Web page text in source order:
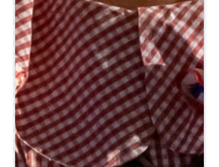
découvrons sa faune et sa flore. Je pars souvent de la
guinguette de Sainte Terre, pour rejoindre Castillon, sur
l’ancien chemin de halage, coincé entre les propriétés
d’un côté et la rivière de l’autre, à l’ombre de figuiers,
noyers et cerisiers, nombreux sur ce territoire,
vestiges d’anciens vergers abandonnés. Avec un peu
de chance, les canards sauvages vous honoreront de
leur vol en formation ou cancaneront, et peut-être
apercevrez-vous quelques couples de cygnes
majestueux, avec leurs petits qu’ils protègent en
restant toujours à proximité immédiate et positionnés
entre les 2 adultes.
Ils se laissent glisser sur l’eau montante ou
descendante selon la marée, tantôt haute, tantôt
basse. Hérons, poules d’eau, ragondins peuvent aussi
vous surprendre.